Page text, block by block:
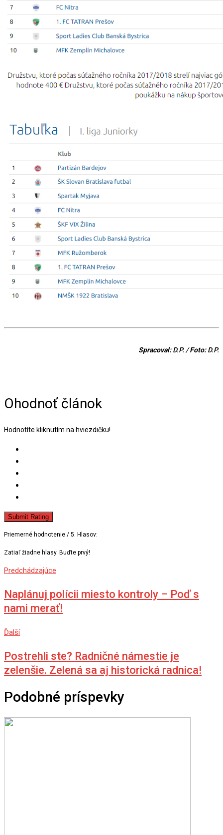
Spracoval:D.P. /Foto:D.P.
Ohodnoť článok
Hodnotíte kliknutím na hviezdičku!
Submit Rating
Priemerné hodnotenie / 5. Hlasov:
Zatiaľ žiadne hlasy. Buďte prvý!
Predchádzajúce
Naplánuj polícii miesto kontroly – Poď s
nami merať!
Ďalší
Postrehli ste? Radničné námestie je
zelenšie. Zelená sa aj historická radnica!
Podobné príspevky